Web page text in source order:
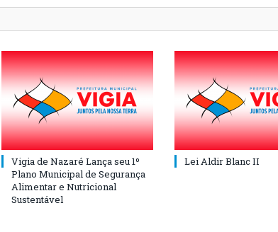
Vigia de Nazaré Lança seu 1º
Plano Municipal de Segurança
Alimentar e Nutricional
Sustentável
Lei Aldir Blanc II